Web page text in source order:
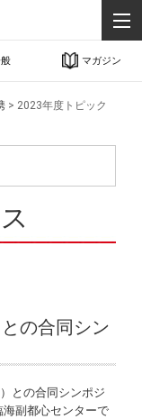
マガジン
> 2023年度トピック
の合同シン
との合同シンポジ
海副都心センターで